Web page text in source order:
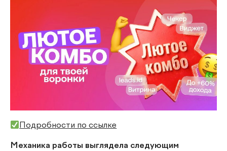
Подробности по ссылке
Механика работы выглядела следующим